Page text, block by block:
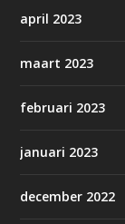
april 2023
maart 2023
februari 2023
januari 2023
december 2022